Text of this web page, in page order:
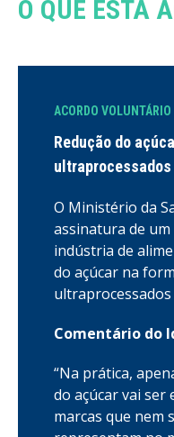
O QUE ESTÁ
ACORDO VOLUNTÁRIO
Redução do
ultraprocessados
O Ministério da
assinatura de
indústria de
do açúcar na
Comentário do
“Na prática,
do açúcar vai ser
marcas que nem